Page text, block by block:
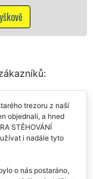
a svátků bez
o stěhovací služby ve
trezoru z naší
objednali, a hned
STĚHOVÁNÍ
i nadále tyto